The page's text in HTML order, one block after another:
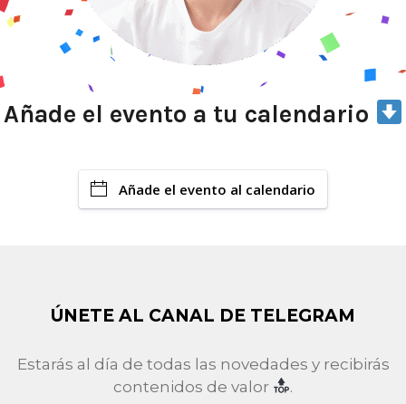
Añade el evento a tu calendario
Añade el evento al calendario
ÚNETE AL CANAL DE TELEGRAM
Estarás al día de todas las novedades y recibirás
contenidos de valor
.